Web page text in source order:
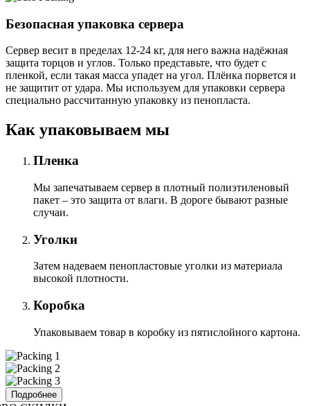
Безопасная упаковка сервера
Сервер весит в пределах 12-24 кг, для него важна надёжная
защита торцов и углов. Только представьте, что будет с
пленкой, если такая масса упадет на угол. Плёнка порвется и
не защитит от удара. Мы используем для упаковки сервера
специально расcчитанную упаковку из пенопласта.
Как упаковываем мы
Пленка
Мы запечатываем сервер в плотный полиэтиленовый
пакет – это защита от влаги. В дороге бывают разные
случаи.
Уголки
Затем надеваем пенопластовые уголки из материала
высокой плотности.
Коробка
Упаковываем товар в коробку из пятислойного картона.
Подробнее